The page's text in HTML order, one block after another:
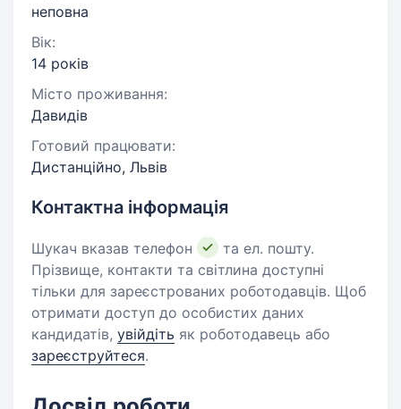
неповна
Вік:
14 років
Місто проживання:
Давидів
Готовий працювати:
Дистанційно, Львів
Контактна інформація
Шукач вказав телефон
та ел. пошту.
Прізвище, контакти та світлина доступні
тільки для зареєстрованих роботодавців. Щоб
отримати доступ до особистих даних
кандидатів, увійдіть як роботодавець або
зареєструйтеся.